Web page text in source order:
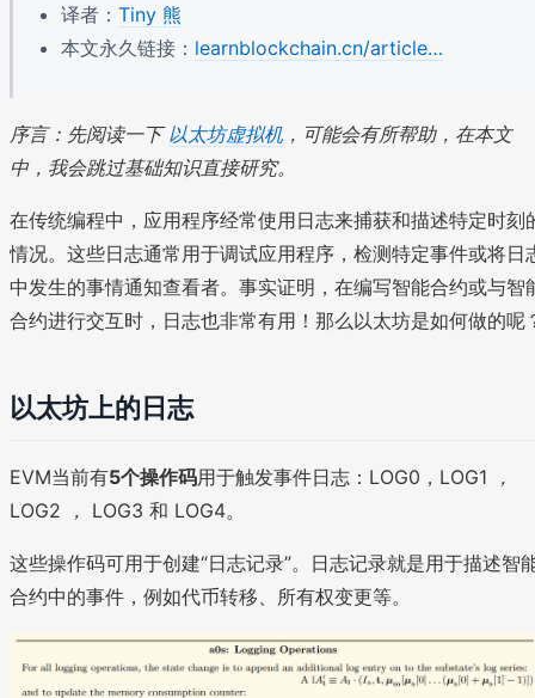
译者： Tiny 熊
本文永久链接： learnblockchain.cn/article…
序言：先阅读一下 以太坊虚拟机 ，可能会有所帮助，在本文
中，我会跳过基础知识直接研究。
在传统编程中，应用程序经常使用日志来捕获和描述特定时刻
情况。这些日志通常用于调试应用程序，检测特定事件或将日
中发生的事情通知查看者。事实证明，在编写智能合约或与智
合约进行交互时，日志也非常有用！那么以太坊是如何做的呢
以太坊上的日志
EVM当前有5个操作码用于触发事件日志：LOG0，LOG1
，
LOG2
， LOG3 和 LOG4。
这些操作码可用于创建“日志记录”。日志记录就是用于描述智
合约中的事件，例如代币转移、所有权变更等。